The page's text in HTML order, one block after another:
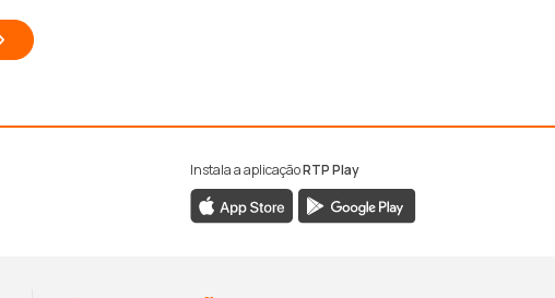
Instala a aplicaçãoRTP Play